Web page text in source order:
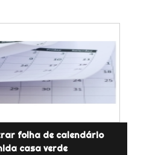
folha de calendário
casa verde